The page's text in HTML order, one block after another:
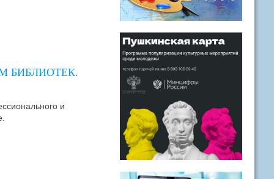
БИБЛИОТЕК.
и